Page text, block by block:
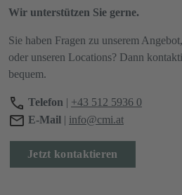
Wir unterstützen Sie gerne.
Sie haben Fragen zu unserem
oder unseren Locations? Dann
bequem.
Telefon | +43 512 5936 0
E-Mail | info@cmi.at
Jetzt kontaktieren